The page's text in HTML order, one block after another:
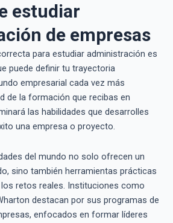
estudiar
de empresas
para estudiar administración es
puede definir tu trayectoria
empresarial cada vez más
de la formación que recibas en
las habilidades que desarrolles
una empresa o proyecto.
del mundo no solo ofrecen un
sino también herramientas prácticas
retos reales. Instituciones como
destacan por sus programas de
enfocados en formar líderes